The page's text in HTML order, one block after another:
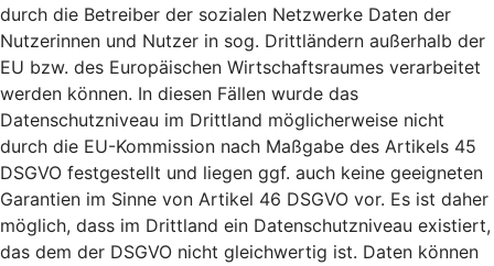
durch die Betreiber der sozialen Netzwerke Daten der
Nutzerinnen und Nutzer in sog. Drittländern außerhalb der
EU bzw. des Europäischen Wirtschaftsraumes verarbeitet
werden können. In diesen Fällen wurde das
Datenschutzniveau im Drittland möglicherweise nicht
durch die EU-Kommission nach Maßgabe des Artikels 45
DSGVO festgestellt und liegen ggf. auch keine geeigneten
Garantien im Sinne von Artikel 46 DSGVO vor. Es ist daher
möglich, dass im Drittland ein Datenschutzniveau existiert,
das dem der DSGVO nicht gleichwertig ist. Daten können